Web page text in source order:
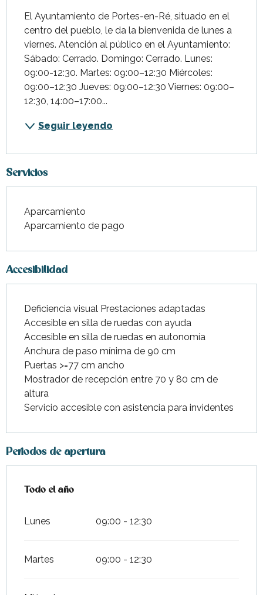
El Ayuntamiento de Portes-en-Ré, situado en el
centro del pueblo, le da la bienvenida de lunes a
viernes. Atención al público en el Ayuntamiento:
Sábado: Cerrado. Domingo: Cerrado. Lunes:
09:00-12:30. Martes: 09:00–12:30 Miércoles:
09:00–12:30 Jueves: 09:00–12:30 Viernes: 09:00–
12:30, 14:00–17:00...
Seguir leyendo
Servicios
Aparcamiento
Aparcamiento de pago
Accesibilidad
Deficiencia visual Prestaciones adaptadas
Accesible en silla de ruedas con ayuda
Accesible en silla de ruedas en autonomía
Anchura de paso mínima de 90 cm
Puertas >=77 cm ancho
Mostrador de recepción entre 70 y 80 cm de
altura
Servicio accesible con asistencia para invidentes
Periodos de apertura
Todo el año
Todo el año
Lunes 09:00 - 12:30
Martes 09:00 - 12:30